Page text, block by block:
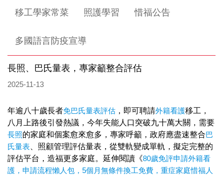
移工學家常菜 照護學習 惜福公告
多國語言防疫宣導
長照、巴氏量表，專家籲整合評估
2025-11-13
年逾八十歲長者免巴氏量表評估 ，即可聘請外籍看護移工，
八月上路後引發熱議，今年失能人口突破九十萬大關，需要
長照的家庭和個案愈來愈多，專家呼籲，政府應盡速整合巴
氏量表 、照顧管理評估量表，從雙軌變成單軌，擬定完整的
評估平台，造福更多家庭。延伸閱讀《80歲免評申請外籍看
護，申請流程懶人包，5個月無條件換工免費，重症家庭惜福人